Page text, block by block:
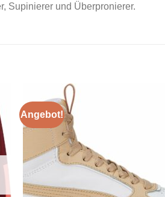
Supinierer und Überpronierer.
Angebot!